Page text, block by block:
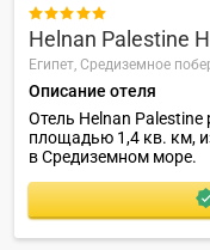

Helnan Palestine
Египет, Средиземное
Описание отеля
Отель Helnan
площадью 1,4 кв. км,
в Средиземном море.